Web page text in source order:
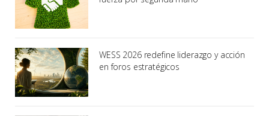
WESS 2026 redefine liderazgo y acción
en foros estratégicos